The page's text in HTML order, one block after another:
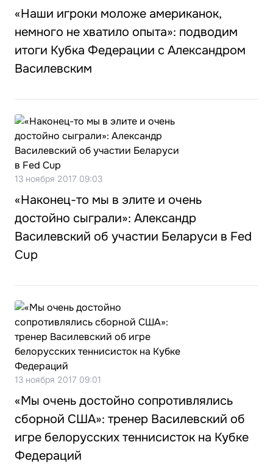
«Наши игроки моложе американок,
немного не хватило опыта»: подводим
итоги Кубка Федерации с Александром
Василевским
13 ноября 2017 09:03
«Наконец-то мы в элите и очень
достойно сыграли»: Александр
Василевский об участии Беларуси в Fed
Cup
13 ноября 2017 09:01
«Мы очень достойно сопротивлялись
сборной США»: тренер Василевский об
игре белорусских теннисисток на Кубке
Федераций